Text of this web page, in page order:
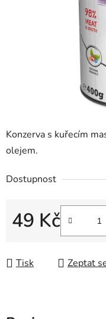
Konzerva s kuřecím
olejem.
Dostupnost
49 Kč
Měrná cena:
Tisk Zeptat